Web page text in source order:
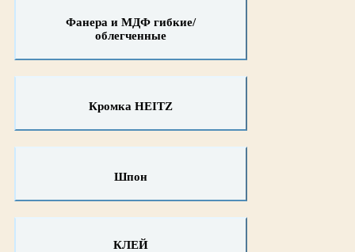
Фанера и МДФ гибкие/
облегченные
Кромка HEITZ
Шпон
КЛЕЙ